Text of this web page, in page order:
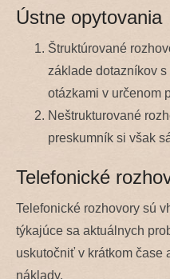
Ústne opytovania
Štruktúrované
základe dotazníkov
otázkami v určenom
Neštrukturované
preskumník si však
Telefonické
Telefonické rozhovory sú
týkajúce sa aktuálnych
uskutočniť v krátkom čase
náklady.